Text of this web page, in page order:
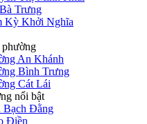
Trưng
Kỳ Khởi Nghĩa
phường
An Khánh
Bình Trưng
Cát Lái
nổi bật
Bạch Đằng
Điền